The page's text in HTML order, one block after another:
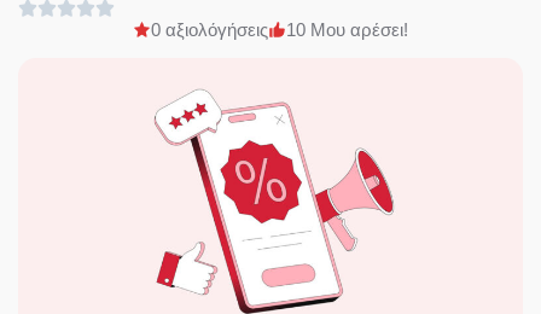
0 αξιολόγήσεις 10 Μου αρέσει!